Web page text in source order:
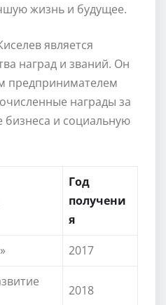
жизнь и будущее.
является
наград и званий. Он
предпринимателем
награды за
бизнеса и социальную
Год
получени
я
2017
2018